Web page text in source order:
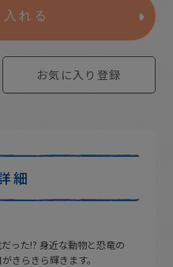
れる
お気に入り登録
細
った!? 身近な動物と恐竜の
きらきら輝きます。